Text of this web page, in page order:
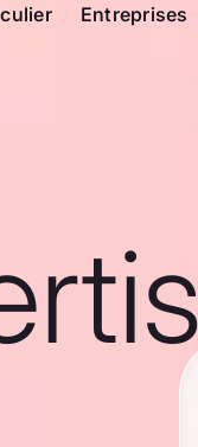
Entreprises